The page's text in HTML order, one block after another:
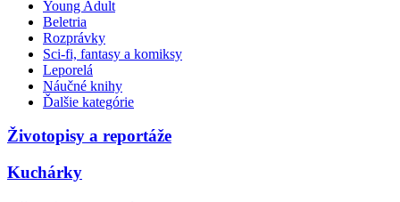
Young Adult
Beletria
Rozprávky
Sci-fi, fantasy a komiksy
Leporelá
Náučné knihy
Ďalšie kategórie
Životopisy a reportáže
Kuchárky